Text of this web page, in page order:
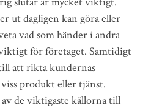
ut dagligen kan göra eller
vad som händer i andra
för företaget. Samtidigt
att rikta kundernas
produkt eller tjänst.
de viktigaste källorna till